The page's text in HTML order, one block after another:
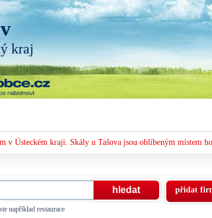
kraj
v Ústeckém kraji. Skály u Tašova jsou oblíbeným místem
například restaurace
přidat